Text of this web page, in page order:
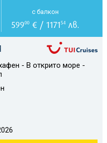
- В открито море -
с балкон
59900€ / 117154лв.